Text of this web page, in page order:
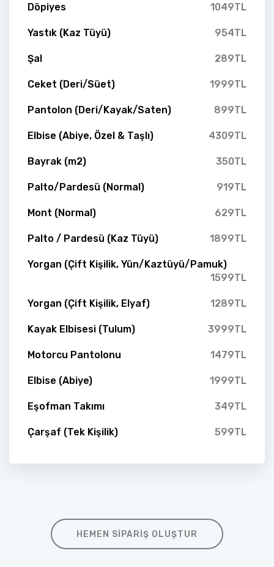
Döpiyes 1049TL
Yastık (Kaz Tüyü) 954TL
Şal 289TL
Ceket (Deri/Süet) 1999TL
Pantolon (Deri/Kayak/Saten) 899TL
Elbise (Abiye, Özel & Taşlı) 4309TL
Bayrak (m2) 350TL
Palto/Pardesü (Normal) 919TL
Mont (Normal) 629TL
Palto / Pardesü (Kaz Tüyü) 1899TL
Yorgan (Çift Kişilik, Yün/Kaztüyü/Pamuk)
1599TL
Yorgan (Çift Kişilik, Elyaf) 1289TL
Kayak Elbisesi (Tulum) 3999TL
Motorcu Pantolonu 1479TL
Elbise (Abiye) 1999TL
Eşofman Takımı 349TL
Çarşaf (Tek Kişilik) 599TL
HEMEN SIPARIŞ OLUŞTUR